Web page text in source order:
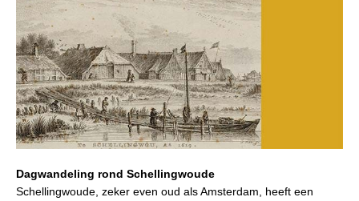
Dagwandeling rond Schellingwoude
Schellingwoude, zeker even oud als Amsterdam, heeft een